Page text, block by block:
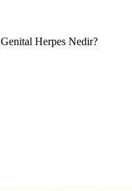
Genital Herpes Nedir?